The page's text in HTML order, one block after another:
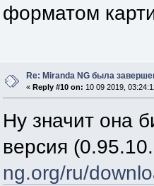
форматом
Re: Miranda NG была
« Reply #10 on: 10 09 2019,
Ну значит она
версия
ng.org/ru/